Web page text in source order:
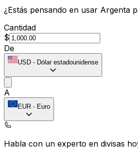
¿Estás pensando en usar Argenta
Cantidad
$
De
USD - Dólar estadounidense
A
EUR - Euro
Habla con un experto en divisas